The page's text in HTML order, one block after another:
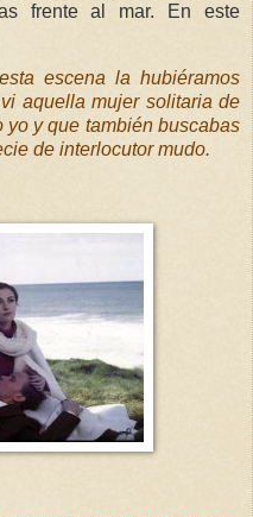
frente al mar. En este
escena la hubiéramos
aquella mujer solitaria de
yo y que también buscabas
de interlocutor mudo.